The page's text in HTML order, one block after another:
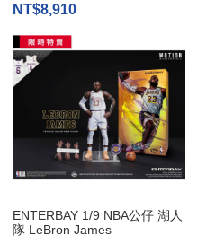
NT$8,910
ENTERBAY 1/9 NBA公仔 湖人
隊 LeBron James